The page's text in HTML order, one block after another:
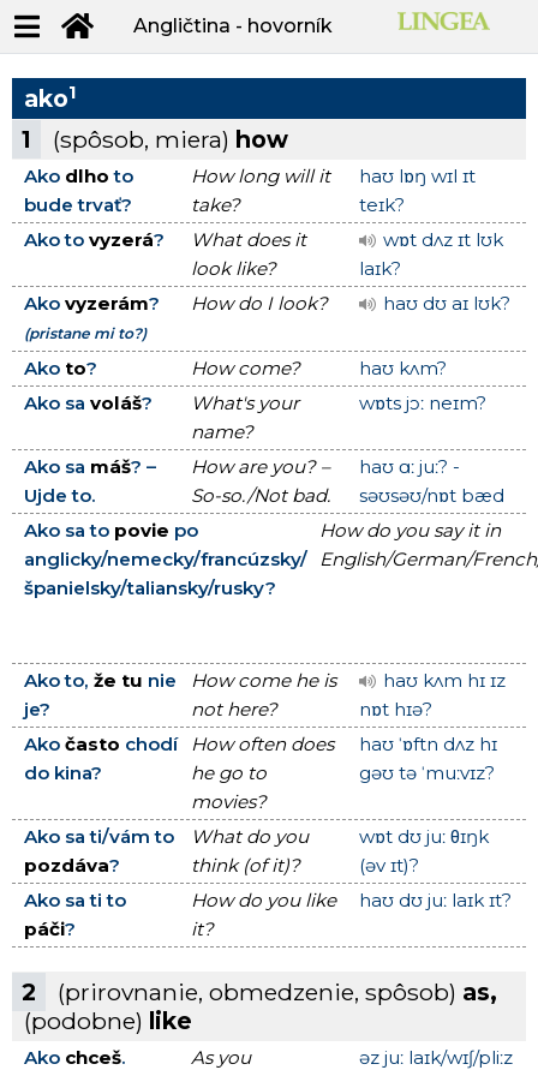
Angličtina - hovorník
ako1
1 (spôsob, miera) how
Ako dlho to
bude trvať?
How long will it
take?
haʊ lɒŋ wɪl ɪt
teɪk?
Ako to vyzerá?
What does it
look like?
wɒt dʌz ɪt lʊk
laɪk?
Ako vyzerám?
(pristane mi to?)
How do I look? haʊ dʊ aɪ lʊk?
Ako to? How come?
haʊ kʌm?
Ako sa voláš?
What's your
name?
wɒts jɔː neɪm?
Ako sa máš? –
Ujde to.
How are you? –
So-so./Not bad.
haʊ ɑː juː? -
səʊsəʊ/nɒt bæd
Ako sa to povie po
anglicky/nemecky/francúzsky/
španielsky/taliansky/rusky?
How do you say it in
English/German/
Ako to, že tu nie
je?
How come he is
not here?
haʊ kʌm hɪ ɪz
nɒt hɪə?
Ako často chodí
do kina?
How often does
he go to
movies?
haʊ ˈɒftn dʌz hɪ
gəʊ tə ˈmuːvɪz?
Ako sa ti/vám to
pozdáva?
What do you
think (of it)?
wɒt dʊ juː θɪŋk
(əv ɪt)?
Ako sa ti to
páči?
How do you like
it?
haʊ dʊ juː laɪk ɪt?
2 (prirovnanie, obmedzenie, spôsob) as,
(podobne) like
Ako chceš.
As you
əz juː laɪk/wɪʃ/pliːz